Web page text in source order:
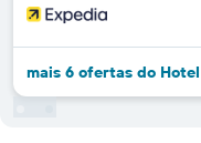
mais 6 ofertas do